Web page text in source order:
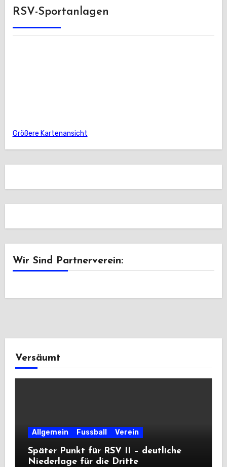
RSV-Sportanlagen
Größere Kartenansicht
Wir Sind Partnerverein:
Versäumt
Allgemein Fussball Verein
Später Punkt für RSV II – deutliche
Niederlage für die Dritte